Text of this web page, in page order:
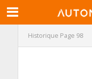
Historique Page 98